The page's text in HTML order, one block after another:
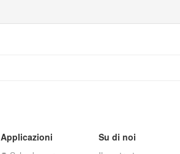
Applicazioni
Su di noi